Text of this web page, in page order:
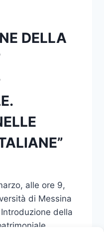
DELLA
alle ore 9,
di Messina
della